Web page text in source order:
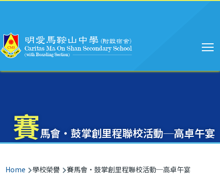
賽馬會‧鼓掌創里程聯校活動─高卓午宴
Breadcrumb
Home 學校榮譽 賽馬會‧鼓掌創里程聯校活動─高卓午宴